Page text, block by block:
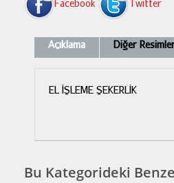
Facebook Twitter
Açıklama Diğer
EL İŞLEME ŞEKERLİK
Bu Kategorideki